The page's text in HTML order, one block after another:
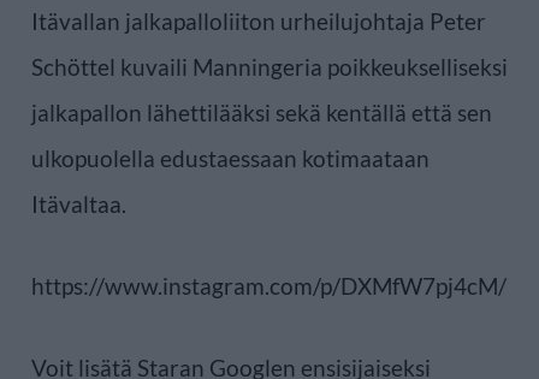
Itävallan jalkapalloliiton urheilujohtaja Peter
Schöttel kuvaili Manningeria poikkeukselliseksi
jalkapallon lähettilääksi sekä kentällä että sen
ulkopuolella edustaessaan kotimaataan
Itävaltaa.
https://www.instagram.com/p/DXMfW7pj4cM/
Voit lisätä Staran Googlen ensisijaiseksi